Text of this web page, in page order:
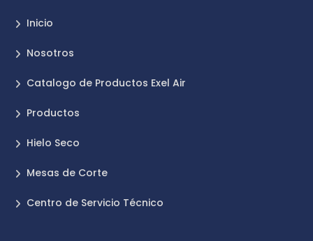
Inicio
Nosotros
Catalogo de Productos Exel Air
Productos
Hielo Seco
Mesas de Corte
Centro de Servicio Técnico